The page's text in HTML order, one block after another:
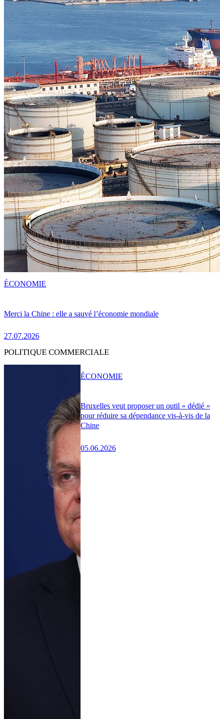
Merci la Chine : elle a sauvé l’économie mondiale
27.07.2026
ÉCONOMIE
POLITIQUE COMMERCIALE
Bruxelles veut proposer un outil « dédié »
pour réduire sa dépendance vis-à-vis de la
Chine
05.06.2026
ÉCONOMIE